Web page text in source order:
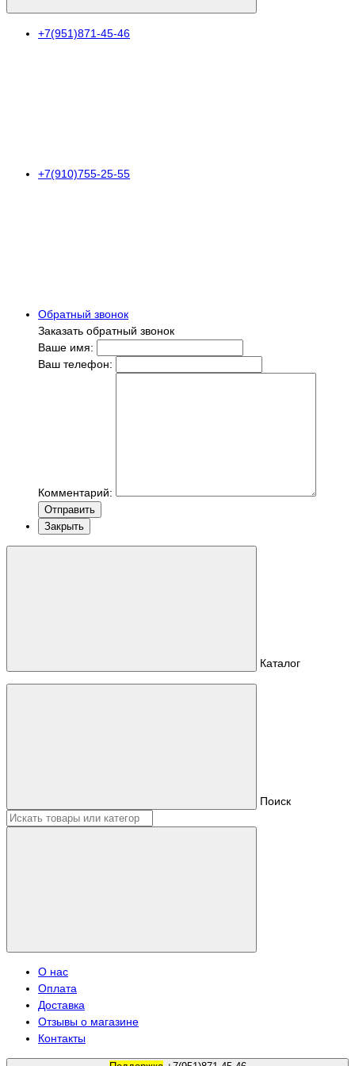
+7(951)871-45-46
+7(910)755-25-55
Обратный звонок
Заказать обратный звонок
Ваше имя:
Ваш телефон:
Комментарий:
Отправить
Закрыть
Каталог
Поиск
О нас
Оплата
Доставка
Отзывы о магазине
Контакты